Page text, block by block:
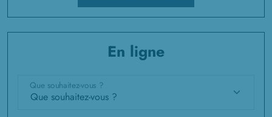
En ligne
Que souhaitez-vous ?